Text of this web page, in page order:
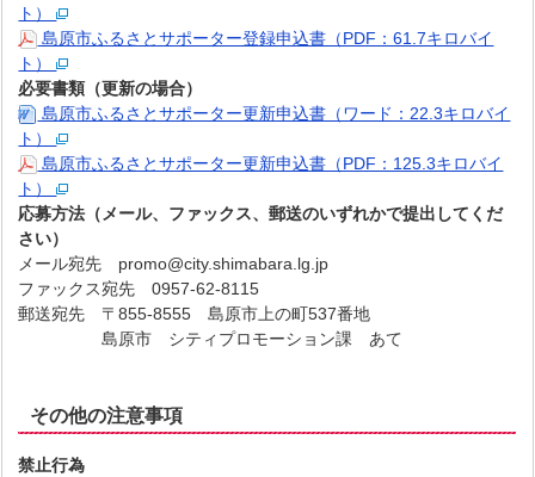
ト）
島原市ふるさとサポーター登録申込書（PDF：61.7キロバイ
ト）
必要書類（更新の場合）
島原市ふるさとサポーター更新申込書（ワード：22.3キロバイ
ト）
島原市ふるさとサポーター更新申込書（PDF：125.3キロバイ
ト）
応募方法（メール、ファックス、郵送のいずれかで提出してくだ
さい）
メール宛先 promo@city.shimabara.lg.jp
ファックス宛先 0957-62-8115
郵送宛先 〒855-8555 島原市上の町537番地
島原市 シティプロモーション課 あて
その他の注意事項
禁止行為